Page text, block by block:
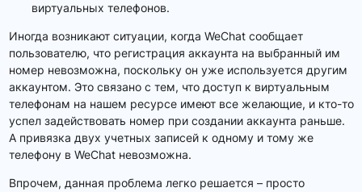
виртуальных телефонов.
Иногда возникают ситуации, когда WeChat сообщает
пользователю, что регистрация аккаунта на выбранный им
номер невозможна, поскольку он уже используется другим
аккаунтом. Это связано с тем, что доступ к виртуальным
телефонам на нашем ресурсе имеют все желающие, и кто-то
успел задействовать номер при создании аккаунта раньше.
А привязка двух учетных записей к одному и тому же
телефону в WeChat невозможна.
Впрочем, данная проблема легко решается – просто